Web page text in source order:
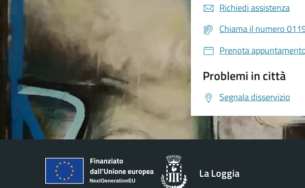
Richiedi assistenza
Chiama il numero
Prenota
Problemi in città
Segnala disservizio
La Loggia